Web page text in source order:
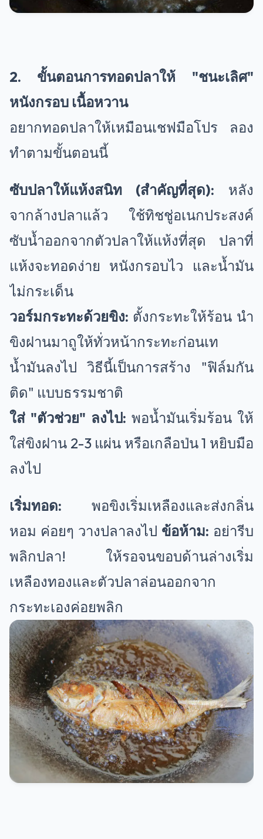
2. ขั้นตอนการทอดปลาให้ "ชนะเลิศ"
หนังกรอบ เนื้อหวาน
อยากทอดปลาให้เหมือนเชฟมือโปร ลอง
ทำตามขั้นตอนนี้
ซับปลาให้แห้งสนิท (สำคัญที่สุด): หลัง
จากล้างปลาแล้ว ใช้ทิชชู่อเนกประสงค์
ซับน้ำออกจากตัวปลาให้แห้งที่สุด ปลาที่
แห้งจะทอดง่าย หนังกรอบไว และน้ำมัน
ไม่กระเด็น
วอร์มกระทะด้วยขิง: ตั้งกระทะให้ร้อน นำ
ขิงฝานมาถูให้ทั่วหน้ากระทะก่อนเท
น้ำมันลงไป วิธีนี้เป็นการสร้าง "ฟิล์มกัน
ติด" แบบธรรมชาติ
ใส่ "ตัวช่วย" ลงไป: พอน้ำมันเริ่มร้อน ให้
ใส่ขิงฝาน 2-3 แผ่น หรือเกลือป่น 1 หยิบมือ
ลงไป
เริ่มทอด: พอขิงเริ่มเหลืองและส่งกลิ่น
หอม ค่อยๆ วางปลาลงไป ข้อห้าม: อย่ารีบ
พลิกปลา! ให้รอจนขอบด้านล่างเริ่ม
เหลืองทองและตัวปลาล่อนออกจาก
กระทะเองค่อยพลิก